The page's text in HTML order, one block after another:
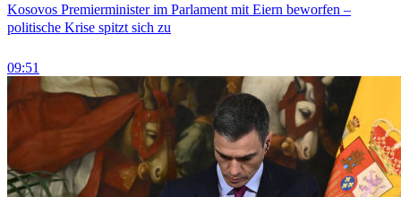
Kosovos Premierminister im Parlament mit Eiern beworfen –
politische Krise spitzt sich zu
09:51